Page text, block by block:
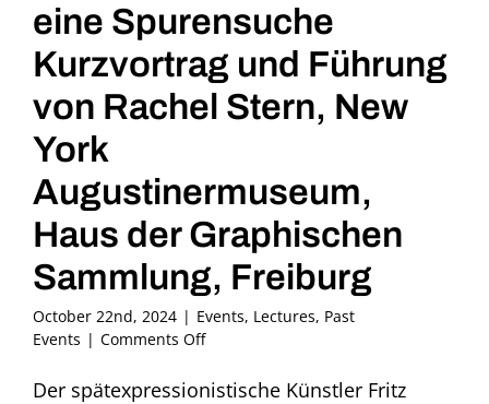
eine Spurensuche
Kurzvortrag und Führung
von Rachel Stern, New
York
Augustinermuseum,
Haus der Graphischen
Sammlung, Freiburg
October 22nd, 2024 | Events, Lectures, Past
Events | Comments Offon
Ascher
Der spätexpressionistische Künstler Fritz